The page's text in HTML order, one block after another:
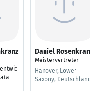
Daniel
Meistervertreter
Hanover, Lower
Saxony,